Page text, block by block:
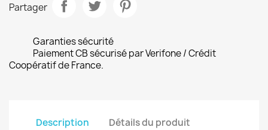
Partager
Garanties sécurité
Paiement CB sécurisé par Verifone / Crédit
Coopératif de France.
Description Détails du produit